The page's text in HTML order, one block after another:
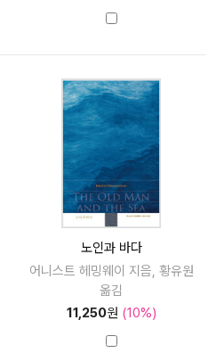
노인과 바다
어니스트 헤밍웨이 지음, 황유원
옮김
11,250원 (10%)